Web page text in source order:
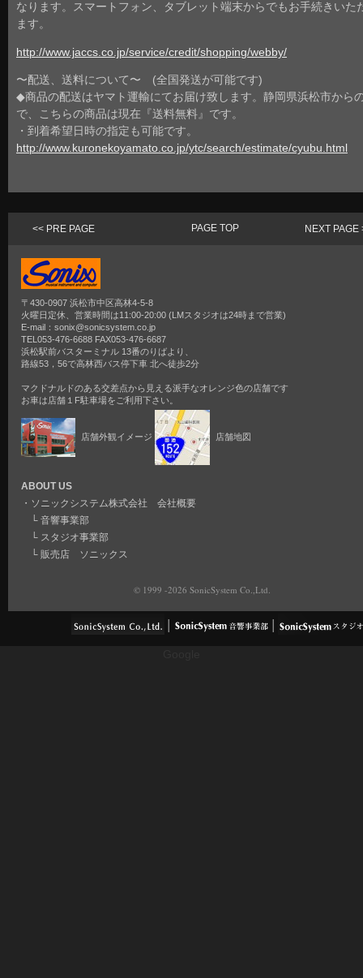
なります。スマートフォン、タブレット端末からでもお手続きいた
ます。
http://www.jaccs.co.jp/service/credit/shopping/webby/
〜配送、送料について〜 (全国発送が可能です)
◆商品の配送はヤマト運輸にてお届け致します。静岡県浜松市から
で、こちらの商品は現在『送料無料』です。
・到着希望日時の指定も可能です。
http://www.kuronekoyamato.co.jp/ytc/search/estimate/cyubu.html
<< PRE PAGE NEXT PAGE
PAGE TOP
〒430-0907 浜松市中区高林4-5-8
火曜日定休、営業時間は11:00-20:00 (LMスタジオは24時まで営業)
E-mail：sonix@sonicsystem.co.jp
TEL053-476-6688 FAX053-476-6687
浜松駅前バスターミナル 13番のりばより、
路線53，56で高林西バス停下車 北へ徒歩2分
マクドナルドのある交差点から見える派手なオレンジ色の店舗です
お車は店舗１F駐車場をご利用下さい。
店舗外観イメージ 店舗地図
ABOUT US
・ ソニックシステム株式会社 会社概要
└ 音響事業部
└ スタジオ事業部
└ 販売店 ソニックス
© 1999 -2026 SonicSystem Co.,Ltd.